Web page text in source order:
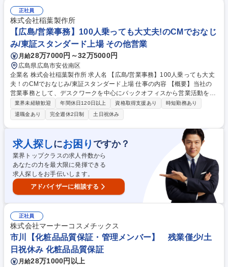
認、納期回答、製品の仕様や使い方に関する問い合わせ対応 募集職種
【静岡/営業事務】100人乗っても大丈夫！のCMでおなじみ/東証スタンダ
ード上場
正社員
株式会社稲葉製作所
【広島/営業事務】100人乗っても大丈夫!のCMでおなじ
み/東証スタンダード上場 その他営業
月給28万7000円～32万5000円
広島県広島市安佐南区
企業名 株式会社稲葉製作所 求人名 【広島/営業事務】100人乗っても大丈
夫！のCMでおなじみ/東証スタンダード上場 仕事の内容 【概要】当社の
営業事務として、デスクワークを中心にバックオフィスから営業活動を支
えていただき、お客様との電話・メール対応や各種書類の作成をお任せい
たします。 営業所内にて業務所員として受注作業・見積り作成等をしなが
ら徐々に慣れ、製品の知識を深めていただきます。当社の営業職員が業務
を円滑に推進できるよう、サポートをお願いします。 また、習熟度と適性
とご本人のご希望に応じて営業職へのキャリアチェンジなども柔軟に考慮
いたします。 募集職種 【広島/営業事務】100人乗っても大丈夫！のCMで
おなじみ/東証スタンダード上場
業界未経験歓迎 年間休日120日以上 資格取得支援あり
時短勤務あり
退職金あり
完全週休2日制 土日祝休み
求人探しにお困り ですか？
業界トップクラスの求人件数から
あなたの力を最大限に発揮できる
求人探しをお手伝いします。
アドバイザーに相談する
正社員
株式会社マーナーコスメチックス
市川【化粧品品質保証・管理メンバー】 残業僅少/土
日祝休み 化粧品品質保証
月給28万1000円以上